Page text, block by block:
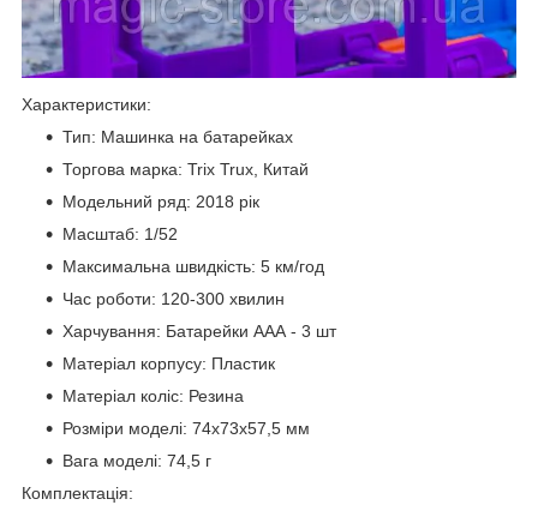
Характеристики:
Тип: Машинка на батарейках
Торгова марка: Trix Trux, Китай
Модельний ряд: 2018 рік
Масштаб: 1/52
Максимальна швидкість: 5 км/год
Час роботи: 120-300 хвилин
Харчування: Батарейки ААА - 3 шт
Матеріал корпусу: Пластик
Матеріал коліс: Резина
Розміри моделі: 74х73х57,5 мм
Вага моделі: 74,5 г
Комплектація: